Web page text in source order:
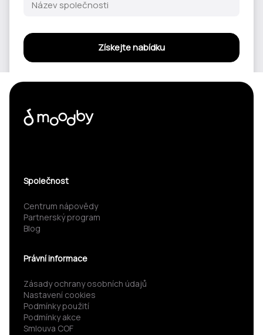
Získejte nabídku
podmínkyaZásady ochrany osobních údajů
Společnost
Centrum nápovědy
Partnerský program
Blog
Právní informace
Zásady ochrany osobních údajů
Nastavení cookies
Podmínky použití
Podmínky akce
Smlouva COF